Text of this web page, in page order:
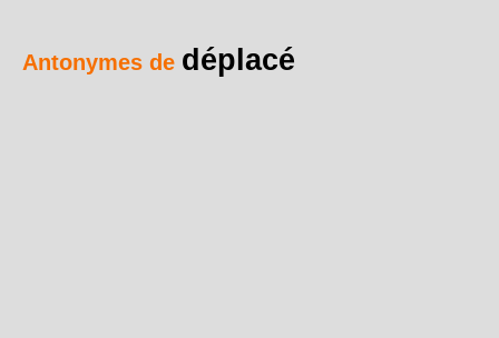
Antonymes de déplacé